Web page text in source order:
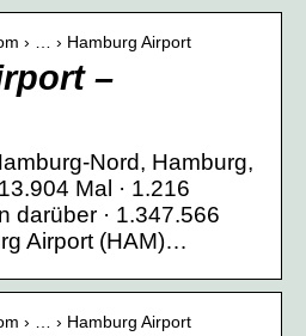
› … › Hamburg Airport
–
Nord, Hamburg,
Mal · 1.216
darüber · 1.347.566
Airport (HAM)…
› … › Hamburg Airport